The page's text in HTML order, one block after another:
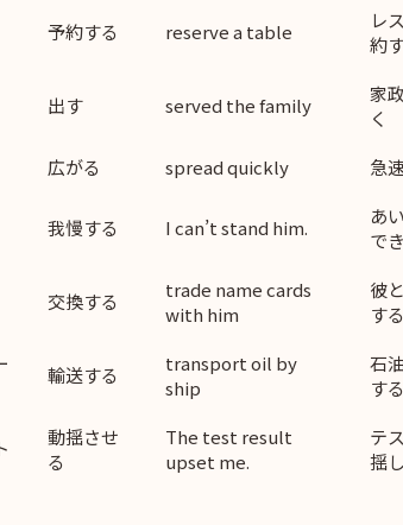
予約する reserve a table
レ
約
出す served the family
家
く
広がる spread quickly 急
我慢する I can’t stand him.
あ
で
交換する
trade name cards
with him
彼
する
輸送する
transport oil by
ship
石
する
動揺させ
る
The test result
upset me.
テ
揺